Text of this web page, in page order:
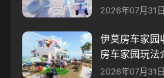
2026年07月31
伊莫房车家园
房车家园玩法
2026年07月31